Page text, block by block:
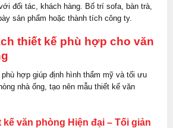
đối tác, khách hàng. Bố trí sofa, bàn trà,
sản phẩm hoặc thành tích công ty.
thiết kế phù hợp cho văn
phù hợp giúp định hình thẩm mỹ và tối ưu
nhà ống, tạo nên mẫu thiết kế văn
kế văn phòng Hiện đại – Tối giản